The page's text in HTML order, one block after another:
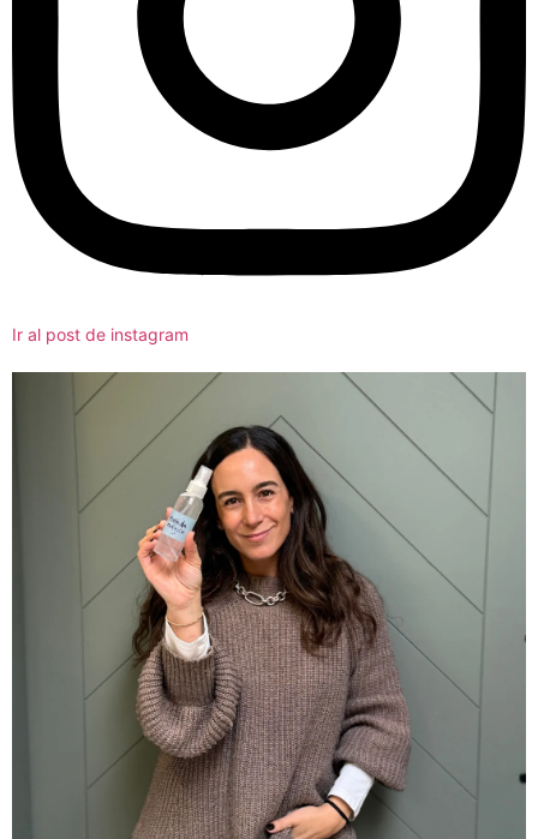
Ir al post de instagram